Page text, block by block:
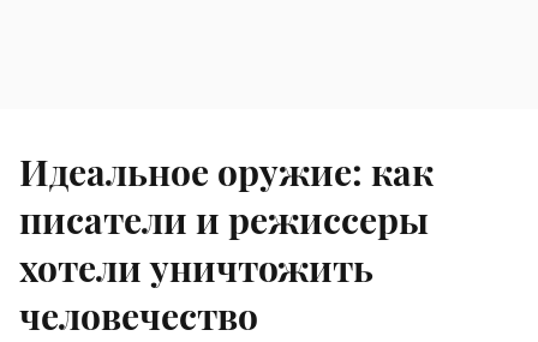
Идеальное оружие: как
писатели и режиссеры
хотели уничтожить
человечество